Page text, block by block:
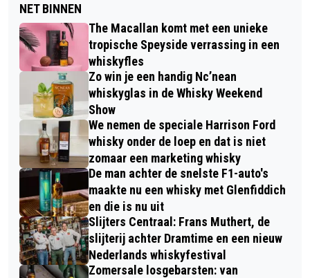
NET BINNEN
The Macallan komt met een unieke
tropische Speyside verrassing in een
whiskyfles
Zo win je een handig Nc’nean
whiskyglas in de Whisky Weekend
Show
We nemen de speciale Harrison Ford
whisky onder de loep en dat is niet
zomaar een marketing whisky
De man achter de snelste F1-auto's
maakte nu een whisky met Glenfiddich
en die is nu uit
Slijters Centraal: Frans Muthert, de
slijterij achter Dramtime en een nieuw
Nederlands whiskyfestival
Zomersale losgebarsten: van